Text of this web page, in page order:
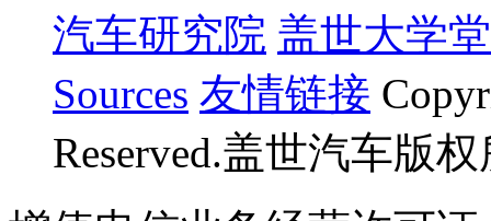
汽车研究院 盖世大学堂
Sources 友情链接
Reserved.盖世汽车版